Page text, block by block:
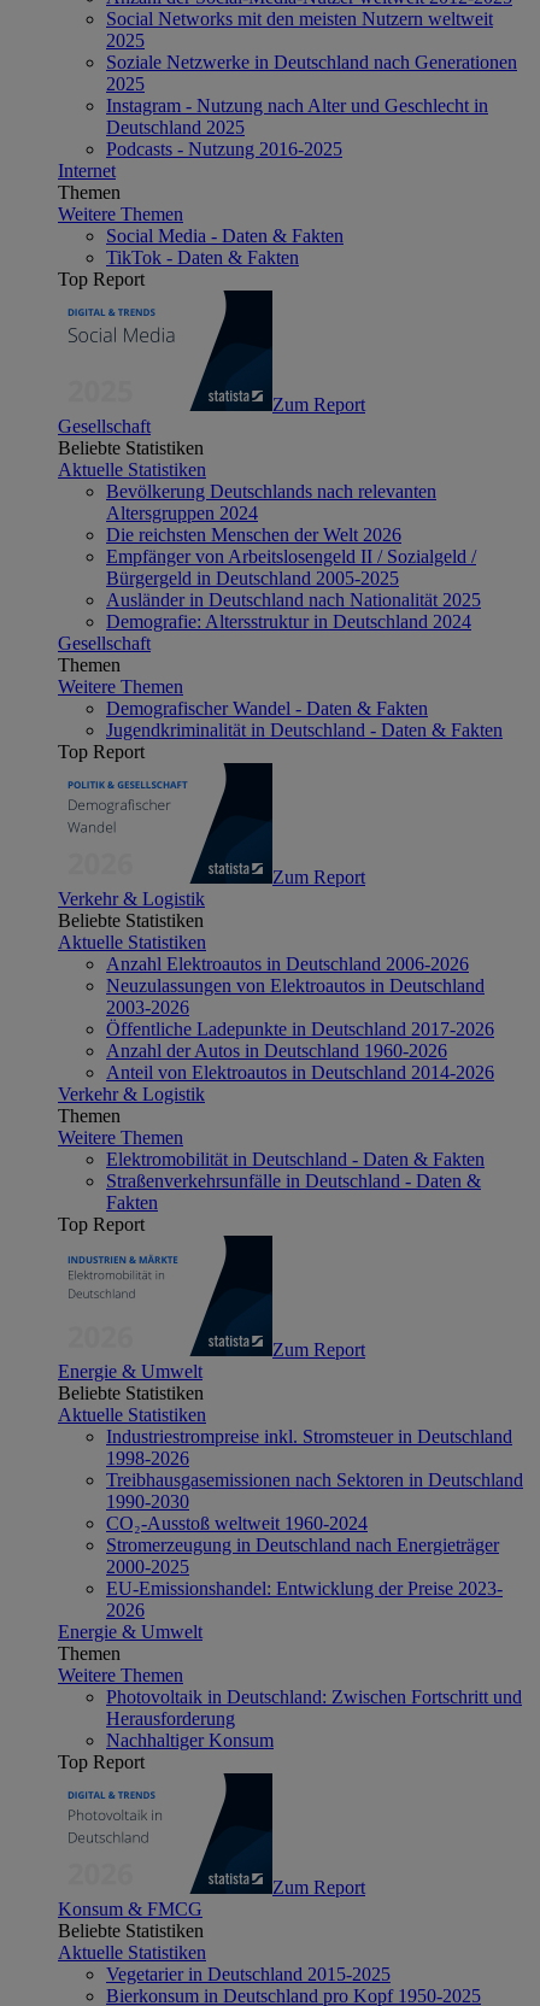
Social Networks mit den meisten Nutzern weltweit
2025
Soziale Netzwerke in Deutschland nach Generationen
2025
Instagram - Nutzung nach Alter und Geschlecht in
Deutschland 2025
Podcasts - Nutzung 2016-2025
Internet
Themen
Weitere Themen
Social Media - Daten & Fakten
TikTok - Daten & Fakten
Top Report
Zum Report
Gesellschaft
Beliebte Statistiken
Aktuelle Statistiken
Bevölkerung Deutschlands nach relevanten
Altersgruppen 2024
Die reichsten Menschen der Welt 2026
Empfänger von Arbeitslosengeld II / Sozialgeld /
Bürgergeld in Deutschland 2005-2025
Ausländer in Deutschland nach Nationalität 2025
Demografie: Altersstruktur in Deutschland 2024
Gesellschaft
Themen
Weitere Themen
Demografischer Wandel - Daten & Fakten
Jugendkriminalität in Deutschland - Daten & Fakten
Top Report
Zum Report
Verkehr & Logistik
Beliebte Statistiken
Aktuelle Statistiken
Anzahl Elektroautos in Deutschland 2006-2026
Neuzulassungen von Elektroautos in Deutschland
2003-2026
Öffentliche Ladepunkte in Deutschland 2017-2026
Anzahl der Autos in Deutschland 1960-2026
Anteil von Elektroautos in Deutschland 2014-2026
Verkehr & Logistik
Themen
Weitere Themen
Elektromobilität in Deutschland - Daten & Fakten
Straßenverkehrsunfälle in Deutschland - Daten &
Fakten
Top Report
Zum Report
Energie & Umwelt
Beliebte Statistiken
Aktuelle Statistiken
Industriestrompreise inkl. Stromsteuer in Deutschland
1998-2026
Treibhausgasemissionen nach Sektoren in Deutschland
1990-2030
CO₂-Ausstoß weltweit 1960-2024
Stromerzeugung in Deutschland nach Energieträger
2000-2025
EU-Emissionshandel: Entwicklung der Preise 2023-
2026
Energie & Umwelt
Themen
Weitere Themen
Photovoltaik in Deutschland: Zwischen Fortschritt und
Herausforderung
Nachhaltiger Konsum
Top Report
Zum Report
Konsum & FMCG
Beliebte Statistiken
Aktuelle Statistiken
Vegetarier in Deutschland 2015-2025
Bierkonsum in Deutschland pro Kopf 1950-2025